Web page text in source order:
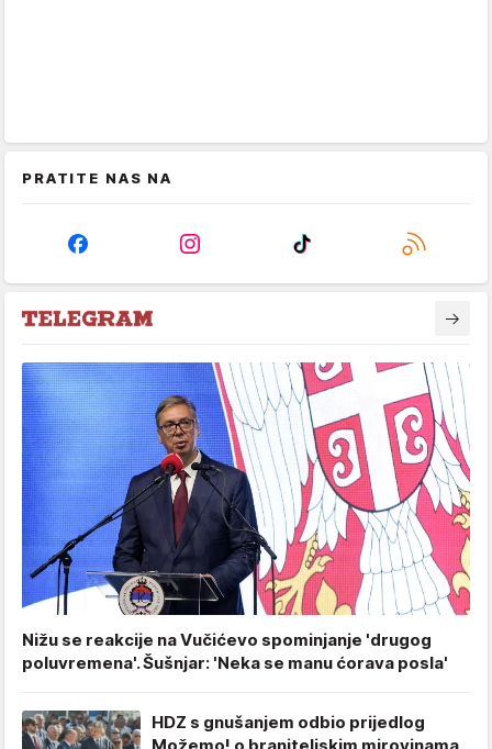
PRATITE NAS NA
Nižu se reakcije na Vučićevo spominjanje 'drugog
poluvremena'. Šušnjar: 'Neka se manu ćorava posla'
HDZ s gnušanjem odbio prijedlog